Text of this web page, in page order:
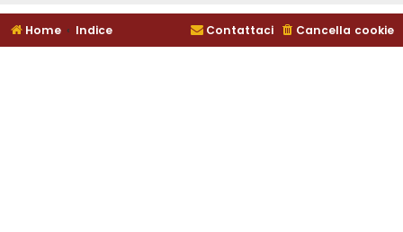
Home Indice Cancella cookie
Contattaci